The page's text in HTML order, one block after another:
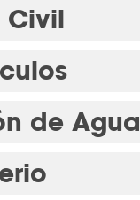
Civil
de Agua